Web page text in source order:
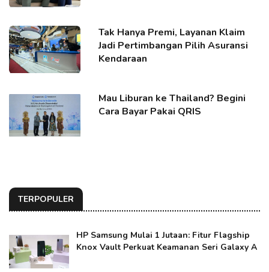
Tak Hanya Premi, Layanan Klaim
Jadi Pertimbangan Pilih Asuransi
Kendaraan
Mau Liburan ke Thailand? Begini
Cara Bayar Pakai QRIS
TERPOPULER
HP Samsung Mulai 1 Jutaan: Fitur Flagship
Knox Vault Perkuat Keamanan Seri Galaxy A